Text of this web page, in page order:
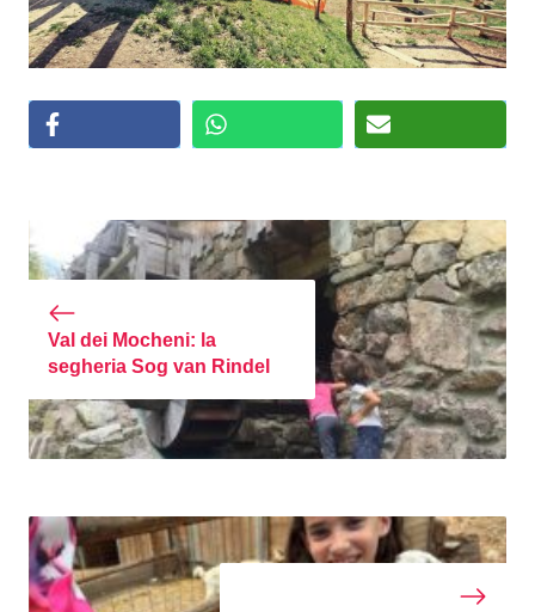
Val dei Mocheni: la
segheria Sog van Rindel